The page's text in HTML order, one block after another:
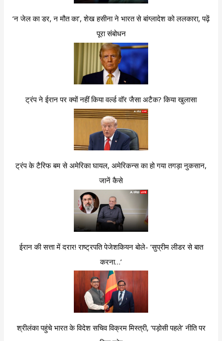
‘न जेल का डर, न मौत का’, शेख हसीना ने भारत से बांग्लादेश को ललकारा, पढ़ें
पूरा संबोधन
ट्रंप ने ईरान पर क्यों नहीं किया वर्ल्ड वॉर जैसा अटैक? किया खुलासा
ट्रंप के टैरिफ बम से अमेरिका घायल, अमेरिकन्स का हो गया तगड़ा नुकसान,
जानें कैसे
ईरान की सत्ता में दरार! राष्ट्रपति पेजेशकियन बोले- ‘सुप्रीम लीडर से बात
करना…’
श्रीलंका पहुंचे भारत के विदेश सचिव विक्रम मिस्त्री, ‘पड़ोसी पहले’ नीति पर